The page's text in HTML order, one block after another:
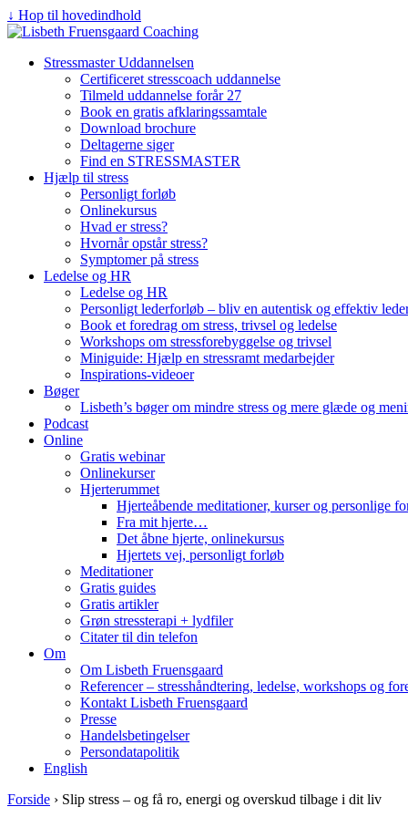
↓ Hop til hovedindhold
Stressmaster Uddannelsen
Certificeret stresscoach uddannelse
Tilmeld uddannelse forår 27
Book en gratis afklaringssamtale
Download brochure
Deltagerne siger
Find en STRESSMASTER
Hjælp til stress
Personligt forløb
Onlinekursus
Hvad er stress?
Hvornår opstår stress?
Symptomer på stress
Ledelse og HR
Ledelse og HR
Personligt lederforløb – bliv en autentisk og effektiv
Book et foredrag om stress, trivsel og ledelse
Workshops om stressforebyggelse og trivsel
Miniguide: Hjælp en stressramt medarbejder
Inspirations-videoer
Bøger
Lisbeth’s bøger om mindre stress og mere glæde og
Podcast
Online
Gratis webinar
Onlinekurser
Hjerterummet
Hjerteåbende meditationer, kurser og personlige
Fra mit hjerte…
Det åbne hjerte, onlinekursus
Hjertets vej, personligt forløb
Meditationer
Gratis guides
Gratis artikler
Grøn stressterapi + lydfiler
Citater til din telefon
Om
Om Lisbeth Fruensgaard
Referencer – stresshåndtering, ledelse, workshops og
Kontakt Lisbeth Fruensgaard
Presse
Handelsbetingelser
Persondatapolitik
English
Forside › Slip stress – og få ro, energi og overskud tilbage i dit liv